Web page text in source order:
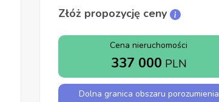
Złóż propozycję ceny
Cena nieruchomości
337 000 PLN
Dolna granica obszaru porozumienia